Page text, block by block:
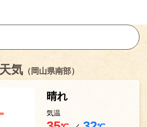
気 （岡山県南部）
晴れ
気温